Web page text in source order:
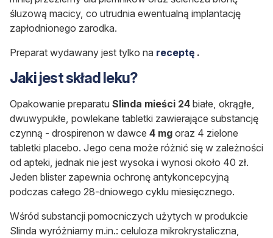
śluzową macicy, co utrudnia ewentualną implantację
zapłodnionego zarodka.
Preparat wydawany jest tylko na receptę .
Jaki jest skład leku?
Opakowanie preparatu Slinda mieści 24 białe, okrągłe,
dwuwypukłe, powlekane tabletki zawierające substancję
czynną - drospirenon w dawce 4 mg oraz 4 zielone
tabletki placebo. Jego cena może różnić się w zależności
od apteki, jednak nie jest wysoka i wynosi około 40 zł.
Jeden blister zapewnia ochronę antykoncepcyjną
podczas całego 28-dniowego cyklu miesięcznego.
Wśród substancji pomocniczych użytych w produkcie
Slinda wyróżniamy m.in.: celuloza mikrokrystaliczna,